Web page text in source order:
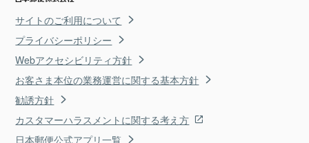
サイトのご利用について
プライバシーポリシー
Webアクセシビリティ方針
お客さま本位の業務運営に関する基本方針
勧誘方針
カスタマーハラスメントに関する考え方
日本郵便公式アプリ一覧